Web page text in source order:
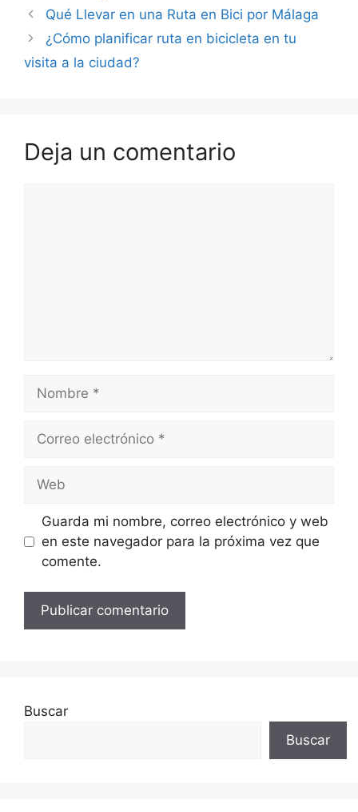
Qué Llevar en una Ruta en Bici por Málaga
¿Cómo planificar ruta en bicicleta en tu
visita a la ciudad?
Deja un comentario
Guarda mi nombre, correo electrónico y web
en este navegador para la próxima vez que
comente.
Buscar
Buscar